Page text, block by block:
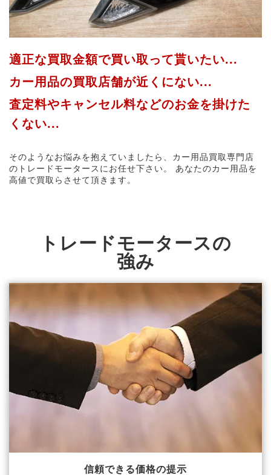
適正な買取金額で買い取って貰いたい...
カー用品の買取店舗が近くにない...
査定料やキャンセル料などのお金を掛けた
くない...
そのようなお悩みを抱えていましたら、カー用品買取専門店
のトレードモータースにお任せ下さい。 あなたのカー用品を
高値で買取らさせて頂きます。
トレードモータースの
強み
信頼できる価格の提示